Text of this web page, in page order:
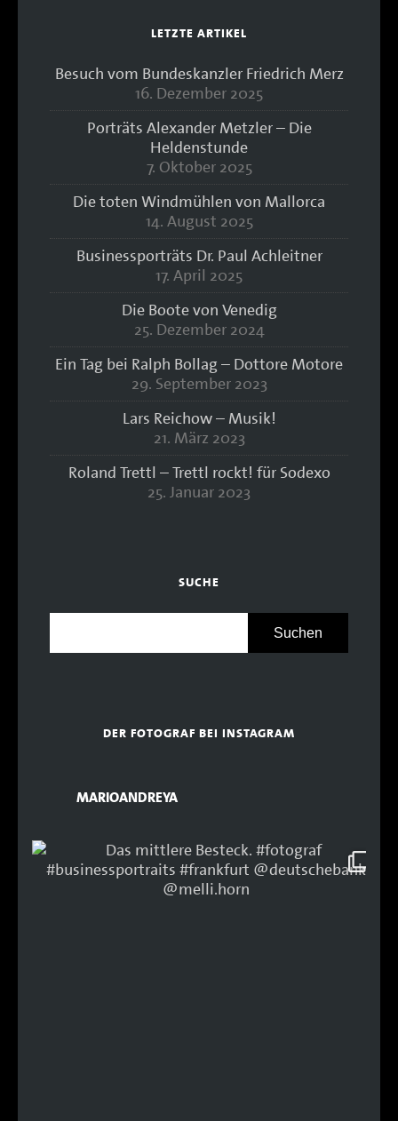
LETZTE ARTIKEL
Besuch vom Bundeskanzler Friedrich Merz
16. Dezember 2025
Porträts Alexander Metzler – Die
Heldenstunde
7. Oktober 2025
Die toten Windmühlen von Mallorca
14. August 2025
Businessporträts Dr. Paul Achleitner
17. April 2025
Die Boote von Venedig
25. Dezember 2024
Ein Tag bei Ralph Bollag – Dottore Motore
29. September 2023
Lars Reichow – Musik!
21. März 2023
Roland Trettl – Trettl rockt! für Sodexo
25. Januar 2023
SUCHE
DER FOTOGRAF BEI INSTAGRAM
MARIOANDREYA